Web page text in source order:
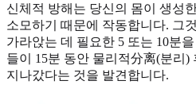
신체적 방해는 당신의 몸이 생성
소모하기 때문에 작동합니다. 그
가라앉는 데 필요한 5 또는 10분
들이 15분 동안 물리적分离(분리)
지나갔다는 것을 발견합니다.